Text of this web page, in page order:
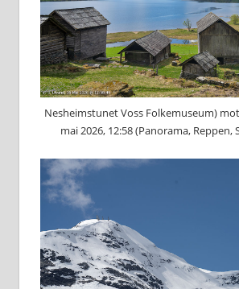
Nesheimstunet Voss Folkemuseum)
mai 2026, 12:58 (Panorama, Reppen,